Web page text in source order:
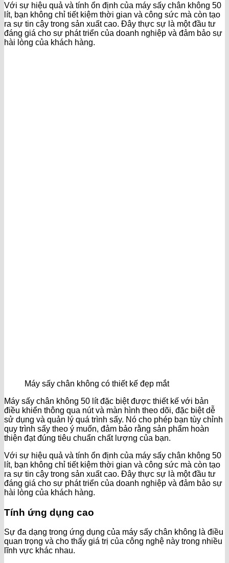
Với sự hiệu quả và tính ổn định của máy sấy chân không 50
lít, bạn không chỉ tiết kiệm thời gian và công sức mà còn tạo
ra sự tin cậy trong sản xuất cao. Đây thực sự là một đầu tư
đáng giá cho sự phát triển của doanh nghiệp và đảm bảo sự
hài lòng của khách hàng.
Máy sấy chân không có thiết kế đẹp mắt
Máy sấy chân không 50 lít đặc biệt được thiết kế với bản
điều khiển thông qua nút và màn hình theo dõi, đặc biệt dễ
sử dụng và quản lý quá trình sấy. Nó cho phép bạn tùy chỉnh
quy trình sấy theo ý muốn, đảm bảo rằng sản phẩm hoàn
thiện đạt đúng tiêu chuẩn chất lượng của bạn.
Với sự hiệu quả và tính ổn định của máy sấy chân không 50
lít, bạn không chỉ tiết kiệm thời gian và công sức mà còn tạo
ra sự tin cậy trong sản xuất cao. Đây thực sự là một đầu tư
đáng giá cho sự phát triển của doanh nghiệp và đảm bảo sự
hài lòng của khách hàng.
Tính ứng dụng cao
Sự đa dạng trong ứng dụng của máy sấy chân không là điều
quan trọng và cho thấy giá trị của công nghệ này trong nhiều
lĩnh vực khác nhau.